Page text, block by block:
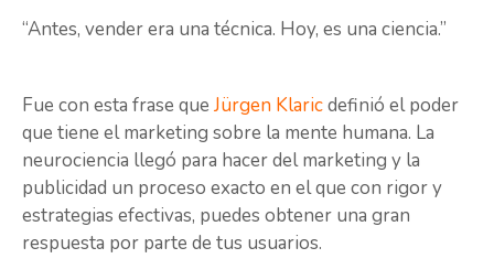
“Antes, vender era una técnica. Hoy, es una ciencia.”
Fue con esta frase que Jürgen Klaricdefinió el poder
que tiene el marketing sobre la mente humana. La
neurociencia llegó para hacer del marketing y la
publicidad un proceso exacto en el que con rigor y
estrategias efectivas, puedes obtener una gran
respuesta por parte de tus usuarios.